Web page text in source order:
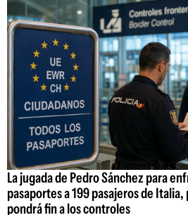
La jugada de Pedro Sánchez para
pasaportes a 199 pasajeros de Italia,
pondrá fin a los controles